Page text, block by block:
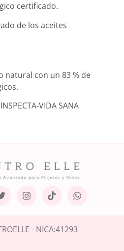
certificado.
de los aceites
natural con un 83 % de
VIDA SANA
- NICA:41293